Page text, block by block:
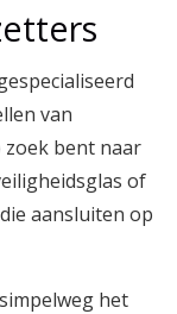
van
zoek bent naar
of
aansluiten op
het